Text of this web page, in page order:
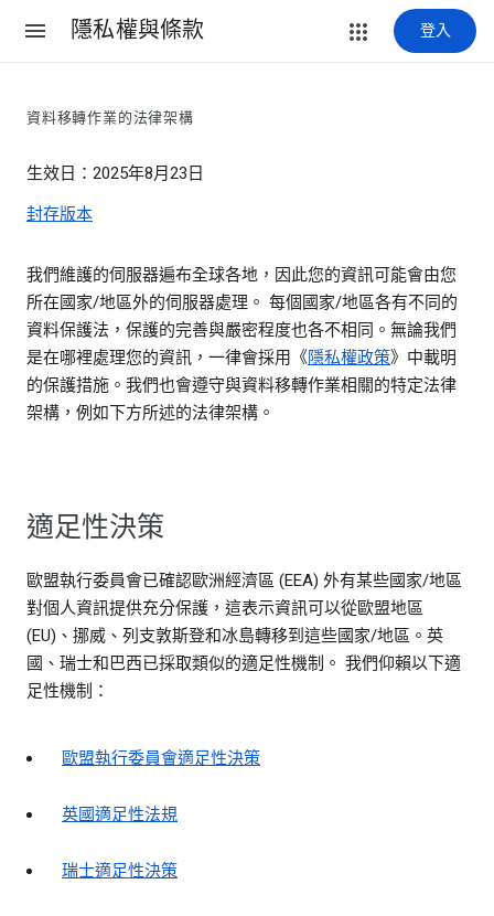
隱私權與條款 登入
資料移轉作業的法律架構
生效日：2025年8月23日
封存版本
我們維護的伺服器遍布全球各地，因此您的資訊可能會由您
所在國家/地區外的伺服器處理。 每個國家/地區各有不同的
資料保護法，保護的完善與嚴密程度也各不相同。無論我們
是在哪裡處理您的資訊，一律會採用《隱私權政策》中載明
的保護措施。我們也會遵守與資料移轉作業相關的特定法律
架構，例如下方所述的法律架構。
適足性決策
歐盟執行委員會已確認歐洲經濟區 (EEA) 外有某些國家/地區
對個人資訊提供充分保護，這表示資訊可以從歐盟地區
(EU)、挪威、列支敦斯登和冰島轉移到這些國家/地區。英
國、瑞士和巴西已採取類似的適足性機制。 我們仰賴以下適
足性機制：
歐盟執行委員會適足性決策
英國適足性法規
瑞士適足性決策